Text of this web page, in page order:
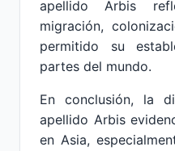
apellido Arbis
migración,
permitido su
partes del mundo.
En conclusión, la
apellido Arbis
en Asia,